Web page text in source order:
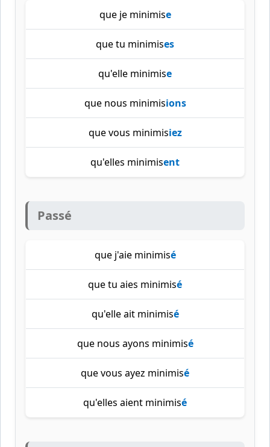
que je minimise
que tu minimises
qu'elle minimise
que nous minimisions
que vous minimisiez
qu'elles minimisent
Passé
que j'aie minimisé
que tu aies minimisé
qu'elle ait minimisé
que nous ayons minimisé
que vous ayez minimisé
qu'elles aient minimisé